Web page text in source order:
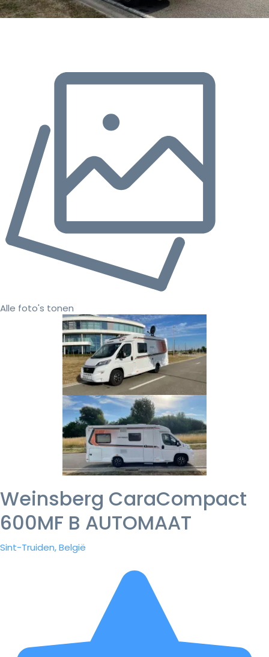
Alle foto's tonen
Weinsberg CaraCompact
600MF B AUTOMAAT
Sint-Truiden, België